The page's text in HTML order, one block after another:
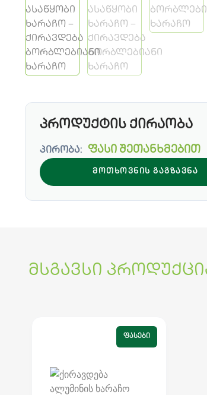
პროდუქტის ქირაობა
პირობა: ფასი შეთანხმებით
ᲛᲝᲗᲮᲝᲕᲜᲘᲡ ᲒᲐᲒᲖᲐᲕᲜᲐ
მსგავსი
ᲤᲐᲡᲔᲑᲘ